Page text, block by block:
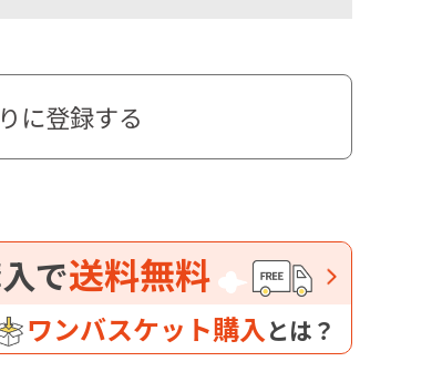
に登録する
で送料無料
ワンバスケット購入とは？